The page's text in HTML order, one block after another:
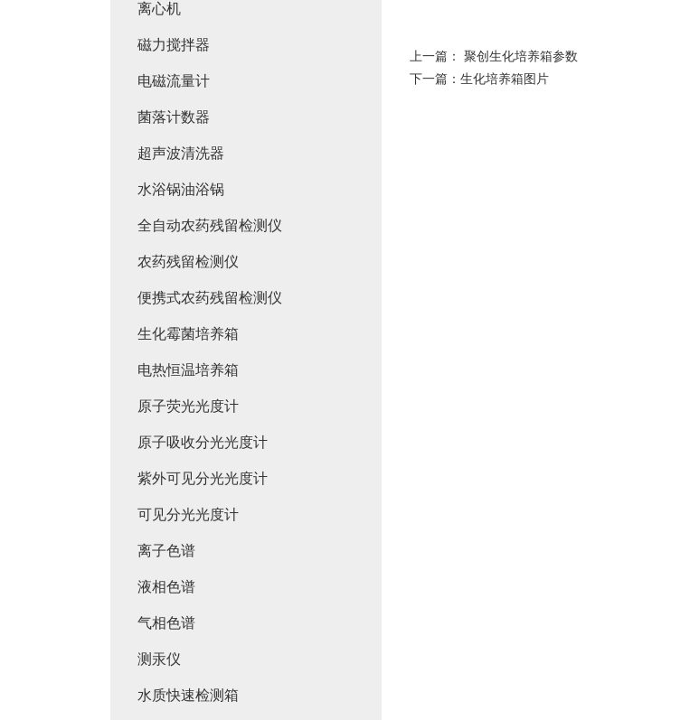
上一篇： 聚创生化培养箱参数
下一篇： 生化培养箱图片
离心机
磁力搅拌器
电磁流量计
菌落计数器
超声波清洗器
水浴锅油浴锅
全自动农药残留检测仪
农药残留检测仪
便携式农药残留检测仪
生化霉菌培养箱
电热恒温培养箱
原子荧光光度计
原子吸收分光光度计
紫外可见分光光度计
可见分光光度计
离子色谱
液相色谱
气相色谱
测汞仪
水质快速检测箱